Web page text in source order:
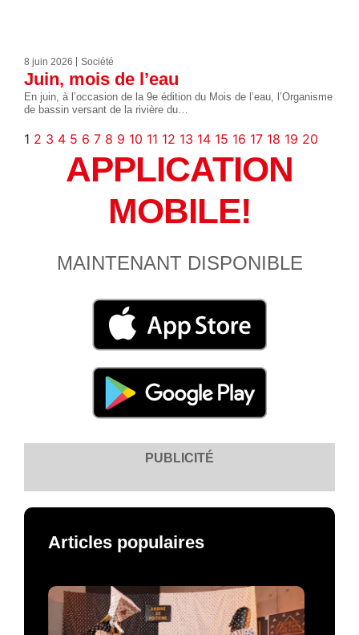
8 juin 2026 Société
Juin, mois de l’eau
En juin, à l’occasion de la 9e édition du Mois de l’eau, l’Organisme
de bassin versant de la rivière du…
1 2 3 4 5 6 7 8 9 10 11 12 13 14 15 16 17 18 19 20
APPLICATION
MOBILE!
MAINTENANT DISPONIBLE
PUBLICITÉ
Articles populaires